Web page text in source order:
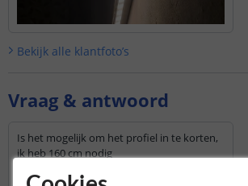
Bekijk alle klantfoto’s
Vraag & antwoord
Is het mogelijk om het profiel in te korten,
ik heb 160 cm nodig